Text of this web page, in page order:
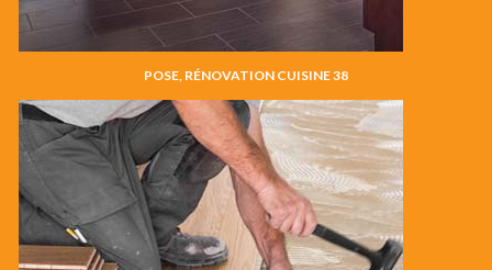
POSE, RÉNOVATION CUISINE 38